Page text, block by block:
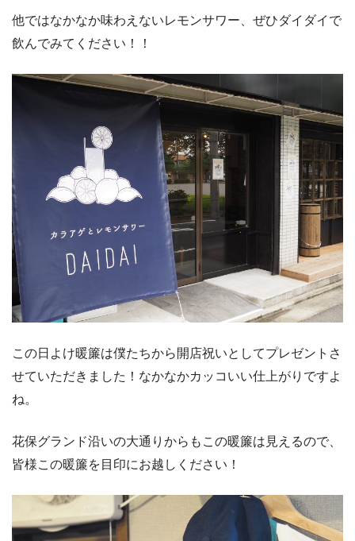
他ではなかなか味わえないレモンサワー、ぜひダイダイで
飲んでみてください！！
この日よけ暖簾は僕たちから開店祝いとしてプレゼントさ
せていただきました！なかなかカッコいい仕上がりですよ
ね。
花保グランド沿いの大通りからもこの暖簾は見えるので、
皆様この暖簾を目印にお越しください！